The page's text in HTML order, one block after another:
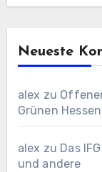
Neueste
alex zu
Grünen Hessen
alex zu Das
und andere